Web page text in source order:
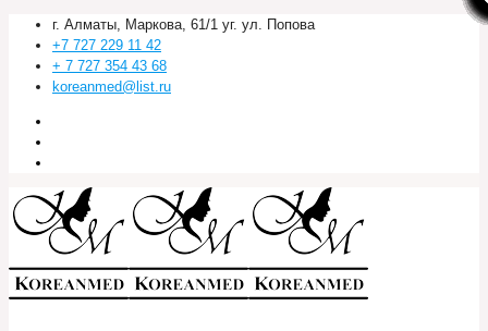
г. Алматы, Маркова, 61/1 уг. ул. Попова
+7 727 229 11 42
+ 7 727 354 43 68
koreanmed@list.ru